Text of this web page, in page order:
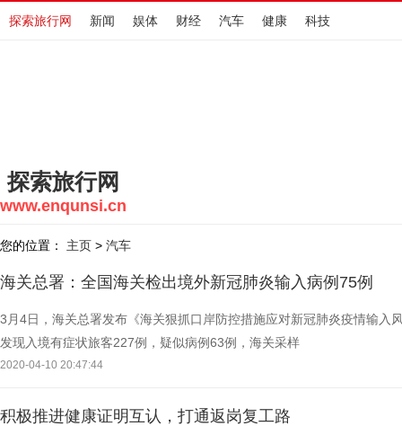
探索旅行网 新闻 娱体 财经 汽车 健康 科技
探索旅行网
www.enqunsi.cn
您的位置： 主页 > 汽车
海关总署：全国海关检出境外新冠肺炎输入病例75例
3月4日，海关总署发布《海关狠抓口岸防控措施应对新冠肺炎疫情输入
发现入境有症状旅客227例，疑似病例63例，海关采样
2020-04-10 20:47:44
积极推进健康证明互认，打通返岗复工路